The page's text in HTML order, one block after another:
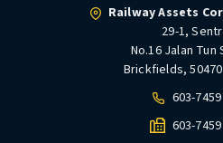
Railway Assets
29-1,
No.16 Jalan Tun
Brickfields,
603-
603-